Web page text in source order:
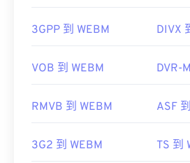
https://www.matroska.org/
有用的链接：
https://en.wikipedia.org/wiki/
3GPP 到 WEBM DIVX
VOB 到 WEBM DVR-
RMVB 到 WEBM ASF
3G2 到 WEBM TS 到